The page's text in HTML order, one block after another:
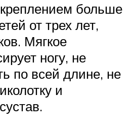
больше
от трех лет,
Мягкое
ногу, не
по всей длине, не
и